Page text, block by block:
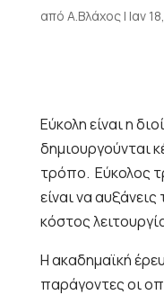
από Α.Βλάχος| Ιαν
Εύκολη είναι η
δημιουργούνται
τρόπο. Εύκολος
είναι να
κόστος
Η ακαδημαϊκή
παράγοντες οι